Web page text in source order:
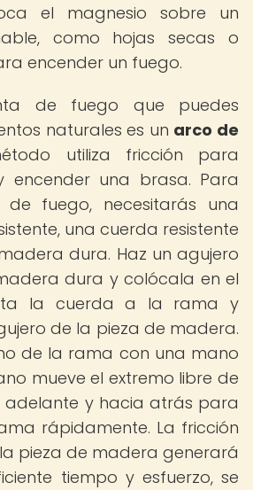
el magnesio sobre un
como hojas secas o
encender un fuego.
de fuego que puedes
naturales es un arco de
utiliza fricción para
encender una brasa. Para
fuego, necesitarás una
una cuerda resistente
dura. Haz un agujero
dura y colócala en el
la cuerda a la rama y
de la pieza de madera.
de la rama con una mano
mueve el extremo libre de
y hacia atrás para
rápidamente. La fricción
pieza de madera generará
tiempo y esfuerzo, se